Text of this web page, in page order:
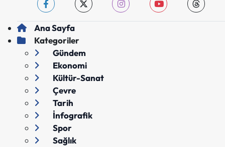
Ana Sayfa
Kategoriler
Gündem
Ekonomi
Kültür-Sanat
Çevre
Tarih
İnfografik
Spor
Sağlık